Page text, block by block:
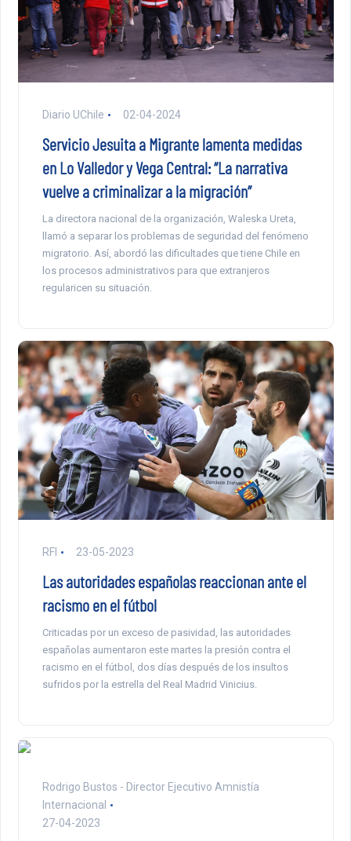
Diario UChile 02-04-2024
Servicio Jesuita a Migrante lamenta medidas
en Lo Valledor y Vega Central: “La narrativa
vuelve a criminalizar a la migración”
La directora nacional de la organización, Waleska Ureta,
llamó a separar los problemas de seguridad del fenómeno
migratorio. Así, abordó las dificultades que tiene Chile en
los procesos administrativos para que extranjeros
regularicen su situación.
RFI 23-05-2023
Las autoridades españolas reaccionan ante el
racismo en el fútbol
Criticadas por un exceso de pasividad, las autoridades
españolas aumentaron este martes la presión contra el
racismo en el fútbol, dos días después de los insultos
sufridos por la estrella del Real Madrid Vinicius.
Rodrigo Bustos - Director Ejecutivo Amnistía
Internacional
27-04-2023